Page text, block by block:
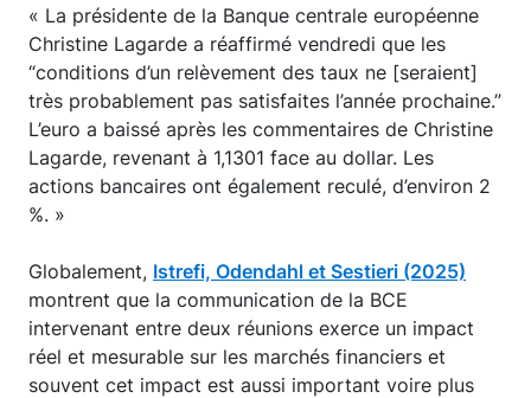
« La présidente de la Banque centrale européenne
Christine Lagarde a réaffirmé vendredi que les
“conditions d’un relèvement des taux ne [seraient]
très probablement pas satisfaites l’année prochaine.”
L’euro a baissé après les commentaires de Christine
Lagarde, revenant à 1,1301 face au dollar. Les
actions bancaires ont également reculé, d’environ 2
%. »
Globalement, Istrefi, Odendahl et Sestieri (2025)
montrent que la communication de la BCE
intervenant entre deux réunions exerce un impact
réel et mesurable sur les marchés financiers et
souvent cet impact est aussi important voire plus